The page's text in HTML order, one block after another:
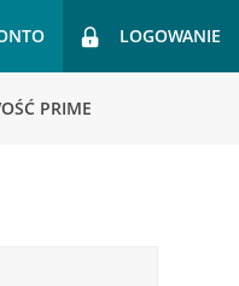
LOGOWANIE
PRIME